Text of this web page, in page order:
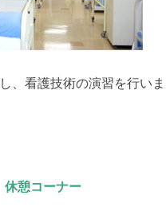
、看護技術の演習を行いま
休憩コーナー